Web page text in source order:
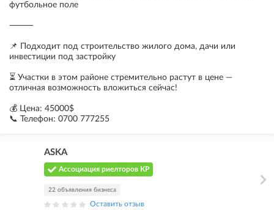
футбольное поле
⸻
📌 Подходит под строительство жилого дома, дачи или
инвестиции под застройку
⏳ Участки в этом районе стремительно растут в цене —
отличная возможность вложиться сейчас!
💰 Цена: 45000$
📞 Телефон: 0700 777255
ASKA
Ассоциация риелторов КР
22 объявления бизнеса
Оставить отзыв